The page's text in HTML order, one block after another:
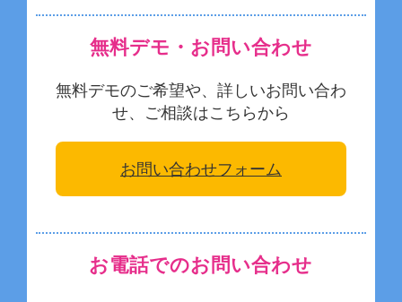
無料デモ・お問い合わせ
無料デモのご希望や、詳しいお問い合わ
せ、ご相談はこちらから
お問い合わせフォーム
お電話でのお問い合わせ